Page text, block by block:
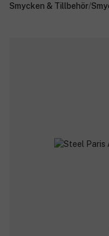
Smycken & Tillbehör/